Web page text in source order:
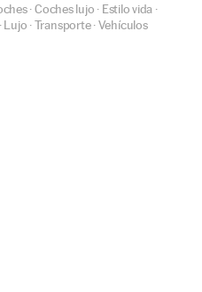
·Coches lujo · Estilo vida ·
Lujo ·Transporte·Vehículos